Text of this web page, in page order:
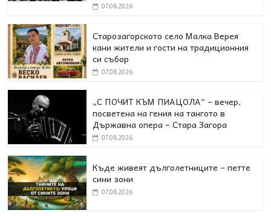
07.08.2026
Старозагорското село Малка Верея
кани жители и гости на традиционния
си събор
07.08.2026
„С ПОЧИТ КЪМ ПИАЦОЛА“ – вечер,
посветена на гения на тангото в
Държавна опера – Стара Загора
07.08.2026
Къде живеят дълголетниците – петте
сини зони
07.08.2026